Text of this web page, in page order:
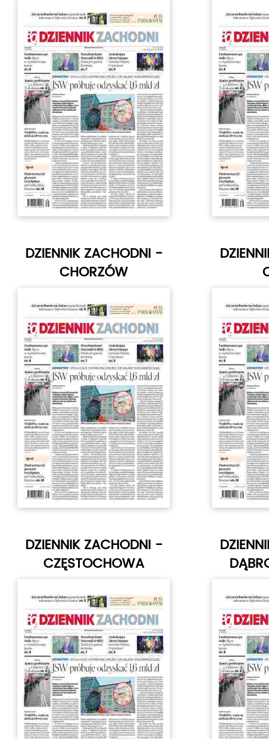
DZIENNIK ZACHODNI -
CHORZÓW
DZIENNIK ZACHODNI -
CZĘSTOCHOWA